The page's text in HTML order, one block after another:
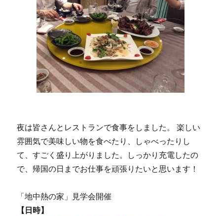
夜は皆さんとレストランで食事をしました。 楽しい
雰囲気で美味しい物を食べたり、しゃべったりし
て、すごく盛り上がりました。しっかり充電したの
で、帰国の日までお仕事を頑張りたいと思います！
「地中熱の家」見学会開催
【日時】